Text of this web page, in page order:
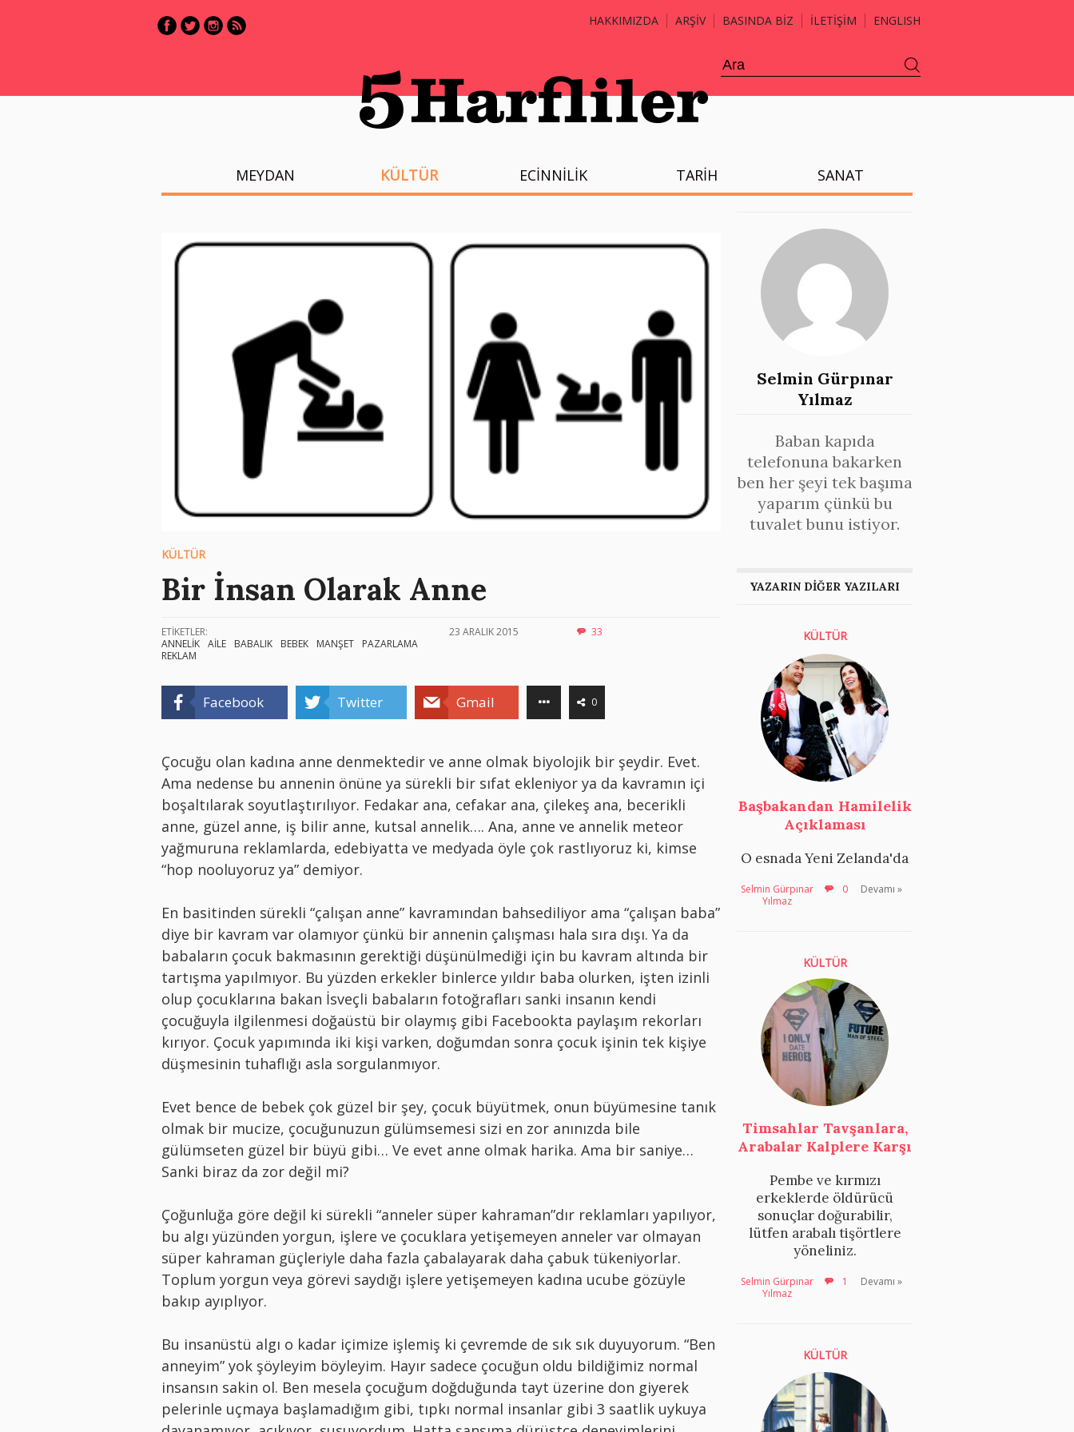
HAKKIMIZDA ARŞİV BASINDA BİZ İLETİŞİM ENGLISH
MEYDAN KÜLTÜR ECİNNİLİK TARİH SANAT
Selmin Gürpınar
Yılmaz
Baban kapıda
telefonuna bakarken
ben her şeyi tek başıma
yaparım çünkü bu
tuvalet bunu istiyor.
KÜLTÜR
Bir İnsan Olarak Anne
ETİKETLER:
ANNELİK AİLE BABALIK BEBEK MANŞET
PAZARLAMA
REKLAM
23 ARALIK 2015 33
Facebook Twitter Gmail 0
Çocuğu olan kadına anne denmektedir ve anne olmak biyolojik bir şeydir. Evet.
Ama nedense bu annenin önüne ya sürekli bir sıfat ekleniyor ya da kavramın içi
boşaltılarak soyutlaştırılıyor. Fedakar ana, cefakar ana, çilekeş ana, becerikli
anne, güzel anne, iş bilir anne, kutsal annelik…. Ana, anne ve annelik meteor
yağmuruna reklamlarda, edebiyatta ve medyada öyle çok rastlıyoruz ki, kimse
“hop nooluyoruz ya” demiyor.
En basitinden sürekli “çalışan anne” kavramından bahsediliyor ama “çalışan baba”
diye bir kavram var olamıyor çünkü bir annenin çalışması hala sıra dışı. Ya da
babaların çocuk bakmasının gerektiği düşünülmediği için bu kavram altında bir
tartışma yapılmıyor. Bu yüzden erkekler binlerce yıldır baba olurken, işten izinli
olup çocuklarına bakan İsveçli babaların fotoğrafları sanki insanın kendi
çocuğuyla ilgilenmesi doğaüstü bir olaymış gibi Facebookta paylaşım rekorları
kırıyor. Çocuk yapımında iki kişi varken, doğumdan sonra çocuk işinin tek kişiye
düşmesinin tuhaflığı asla sorgulanmıyor.
Evet bence de bebek çok güzel bir şey, çocuk büyütmek, onun büyümesine tanık
olmak bir mucize, çocuğunuzun gülümsemesi sizi en zor anınızda bile
gülümseten güzel bir büyü gibi… Ve evet anne olmak harika. Ama bir saniye…
Sanki biraz da zor değil mi?
Çoğunluğa göre değil ki sürekli “anneler süper kahraman”dır reklamları yapılıyor,
bu algı yüzünden yorgun, işlere ve çocuklara yetişemeyen anneler var olmayan
süper kahraman güçleriyle daha fazla çabalayarak daha çabuk tükeniyorlar.
Toplum yorgun veya görevi saydığı işlere yetişemeyen kadına ucube gözüyle
bakıp ayıplıyor.
Bu insanüstü algı o kadar içimize işlemiş ki çevremde de sık sık duyuyorum. “Ben
anneyim” yok şöyleyim böyleyim. Hayır sadece çocuğun oldu bildiğimiz normal
insansın sakin ol. Ben mesela çocuğum doğduğunda tayt üzerine don giyerek
pelerinle uçmaya başlamadığım gibi, tıpkı normal insanlar gibi 3 saatlik uykuya
YAZARIN DİĞER YAZILARI
KÜLTÜR
Başbakandan Hamilelik
Açıklaması
O esnada Yeni Zelanda'da
Selmin Gürpınar
Yılmaz
0 Devamı »
KÜLTÜR
Timsahlar Tavşanlara,
Arabalar Kalplere Karşı
Pembe ve kırmızı
erkeklerde öldürücü
sonuçlar doğurabilir,
lütfen arabalı tişörtlere
yöneliniz.
Selmin Gürpınar
Yılmaz
1 Devamı »
KÜLTÜR